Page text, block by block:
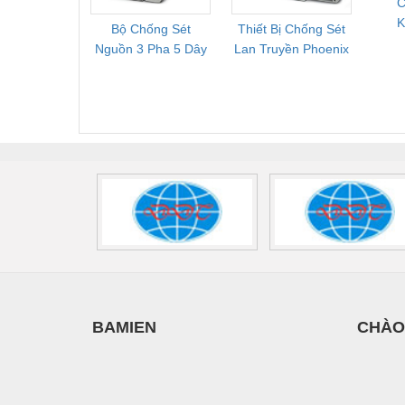
Thiết bị làm sạch
Thiết bị sơn - Sơn
Thiêt bị PCCC
Thiết bị truyền động
Thiết bị văn phòng
Thiết bị viễn thông
Tự động hoá
Bộ Chống Sét
Nguồn 3 Pha 5 Dây
Thiết Bị Chống Sét
Lan Truyền Phoenix
Bộ
BAMIEN